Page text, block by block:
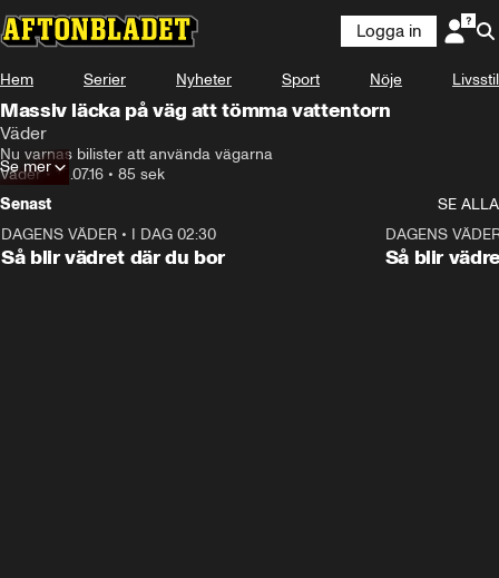
Logga in
Hem Serier Nyheter Sport Nöje Livsstil
Massiv läcka på väg att tömma vattentorn
Väder
Nu varnas bilister att använda vägarna
Väder• 15.07.16 • 85 sek
Se mer
Senast
SE ALLA
DAGENS VÄDER • I DAG 02:30
Så blir vädret där du bor
DAGENS
Så blir